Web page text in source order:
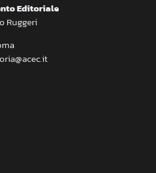
Editoriale
Ruggeri